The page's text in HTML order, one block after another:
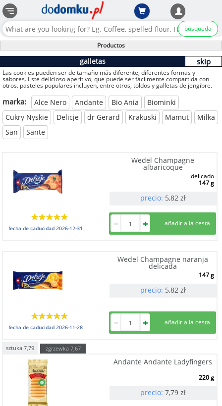
búsqueda
Productos
skip
galletas
Las cookies pueden ser de tamaño más diferente, diferentes formas y
sabores. Este delicioso aperitivo, que puede ser fácilmente compartida con
otros. pasteles populares incluyen, entre otros, toldos y galletas de jengibre.
marka: Alce Nero Andante Bio Ania
Biominki
Cukry Nyskie
Delicje dr Gerard Krakuski Mamut
Milka
San
Sante
Wedel Champagne
albaricoque
delicado
147 g
precio: 5,82 zł
fecha de caducidad2026-12-31
Wedel Champagne naranja
delicada
147 g
precio: 5,82 zł
fecha de caducidad2026-11-28
sztuka 7,79 zgrzewka 7,67
Andante Andante Ladyfingers
220 g
precio: 7,79 zł